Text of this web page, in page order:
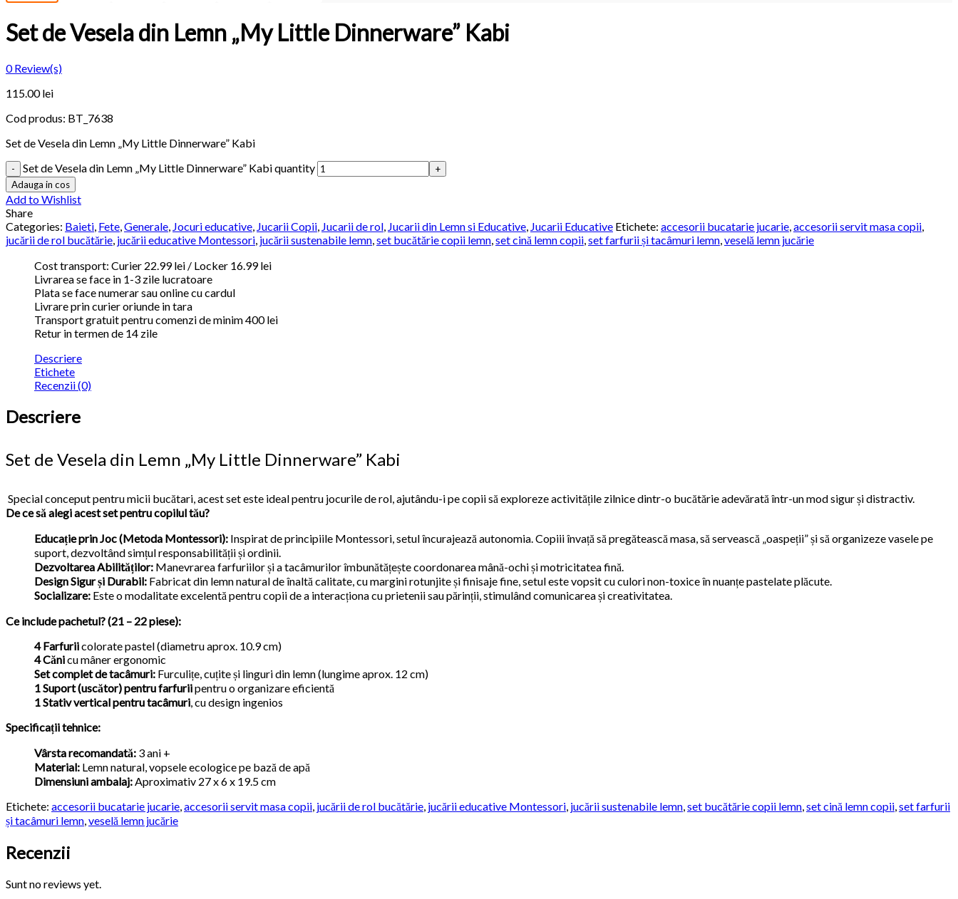
Set de Vesela din Lemn „My Little Dinnerware” Kabi
0Review(s)
115.00 lei
Cod produs: BT_7638
Set de Vesela din Lemn „My Little Dinnerware” Kabi
Set de Vesela din Lemn „My Little Dinnerware” Kabi quantity
Adauga in cos
Add to Wishlist
Share
Categories: Baieti, Fete,Generale, Jocuri educative, Jucarii Copii, Jucarii de rol, Jucarii din Lemn si Educative, Jucarii Educative Etichete: accesorii bucatarie jucarie,accesorii servit masa copii,
jucării de rol bucătărie, jucării educative Montessori, jucării sustenabile lemn,set bucătărie copii lemn,set cină lemn copii,set farfurii și tacâmuri lemn,veselă lemn jucărie
Cost transport: Curier 22.99 lei / Locker 16.99 lei
Livrarea se face in 1-3 zile lucratoare
Plata se face numerar sau online cu cardul
Livrare prin curier oriunde in tara
Transport gratuit pentru comenzi de minim 400 lei
Retur in termen de 14 zile
Descriere
Etichete
Recenzii (0)
Descriere
Set de Vesela din Lemn „My Little Dinnerware” Kabi
Special conceput pentru micii bucătari, acest set este ideal pentru jocurile de rol, ajutându-i pe copii să exploreze activitățile zilnice dintr-o bucătărie adevărată într-un mod sigur și distractiv.
De ce să alegi acest set pentru copilul tău?
Educație prin Joc (Metoda Montessori): Inspirat de principiile Montessori, setul încurajează autonomia. Copiii învață să pregătească masa, să servească „oaspeții” și să organizeze vasele pe
suport, dezvoltând simțul responsabilității și ordinii.
Dezvoltarea Abilităților: Manevrarea farfuriilor și a tacâmurilor îmbunătățește coordonarea mână-ochi și motricitatea fină.
Design Sigur și Durabil: Fabricat din lemn natural de înaltă calitate, cu margini rotunjite și finisaje fine, setul este vopsit cu culori non-toxice în nuanțe pastelate plăcute.
Socializare: Este o modalitate excelentă pentru copii de a interacționa cu prietenii sau părinții, stimulând comunicarea și creativitatea.
Ce include pachetul? (21 – 22 piese):
4 Farfuriicolorate pastel (diametru aprox. 10.9 cm)
4 Cănicu mâner ergonomic
Set complet de tacâmuri: Furculițe, cuțite și linguri din lemn (lungime aprox. 12 cm)
1 Suport (uscător) pentru farfuriipentru o organizare eficientă
1 Stativ vertical pentru tacâmuri, cu design ingenios
Specificații tehnice:
Vârsta recomandată: 3 ani +
Material: Lemn natural, vopsele ecologice pe bază de apă
Dimensiuni ambalaj:Aproximativ 27 x 6 x 19.5 cm
Etichete: accesorii bucatarie jucarie,accesorii servit masa copii, jucării de rol bucătărie, jucării educative Montessori, jucării sustenabile lemn,set bucătărie copii lemn,set cină lemn copii,set farfurii
și tacâmuri lemn,veselă lemn jucărie
Recenzii
Sunt no reviews yet.